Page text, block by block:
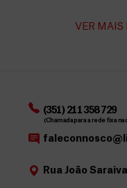
VER MAIS
(351) 211 358 729
(Chamada para a rede fixa
Rua João